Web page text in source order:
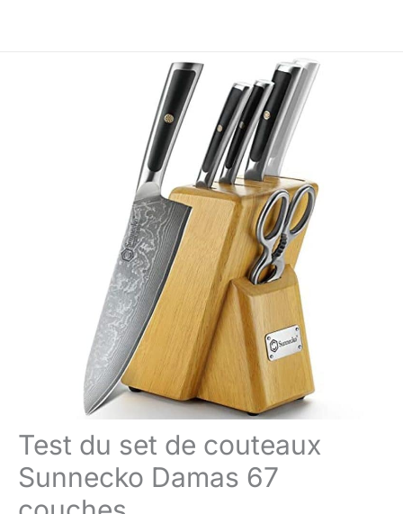
Test du set de couteaux
Sunnecko Damas 67